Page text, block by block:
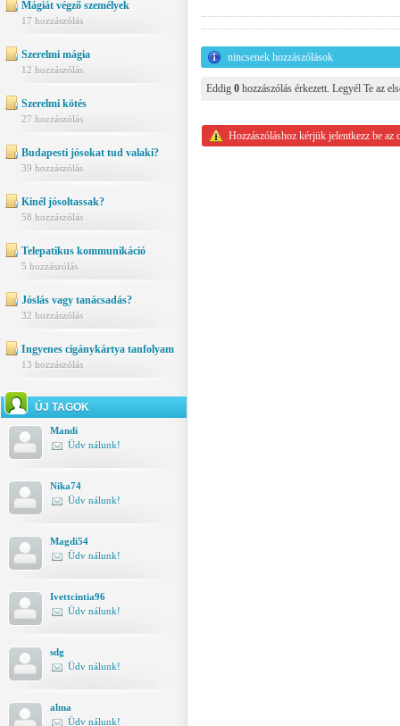
Mágiát végző személyek
17 hozzászólás
Szerelmi mágia
12 hozzászólás
Szerelmi kötés
27 hozzászólás
Budapesti jósokat tud valaki?
39 hozzászólás
Kinél jósoltassak?
58 hozzászólás
Telepatikus kommunikáció
5 hozzászólás
Jóslás vagy tanácsadás?
32 hozzászólás
Ingyenes cigánykártya tanfolyam
13 hozzászólás
ÚJ TAGOK
Mandi
Üdv nálunk!
Nika74
Üdv nálunk!
Magdi54
Üdv nálunk!
Ivettcintia96
Üdv nálunk!
sdg
Üdv nálunk!
alma
Üdv nálunk!
nincsenek hozzászólások
Eddig 0 hozzászólás érkezett. Legyél Te az
Hozzászóláshoz kérjük jelentkezz be az